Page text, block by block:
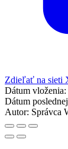
Zdieľať na sieti
Dátum vloženia:
Dátum
Autor: Správca